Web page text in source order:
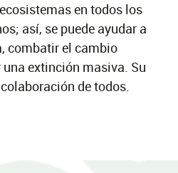
en todos los
así, se puede ayudar a
combatir el cambio
extinción masiva. Su
de todos.